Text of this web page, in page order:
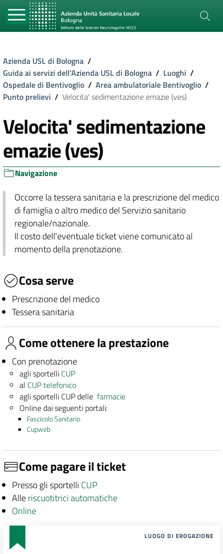
Azienda USL di Bologna /
Guida ai servizi dell'Azienda USL di Bologna / Luoghi /
Ospedale di Bentivoglio / Area ambulatoriale Bentivoglio /
Punto prelievi / Velocita' sedimentazione emazie (ves)
Velocita' sedimentazione
emazie (ves)
Navigazione
Occorre la tessera sanitaria e la prescrizione del medico
di famiglia o altro medico del Servizio sanitario
regionale/nazionale.
Il costo dell'eventuale ticket viene comunicato al
momento della prenotazione.
Cosa serve
Prescrizione del medico
Tessera sanitaria
Come ottenere la prestazione
Con prenotazione
agli sportelli CUP
al CUP telefonico
agli sportelli CUP dellefarmacie
Online dai seguenti portali:
Fascicolo Sanitario
Cupweb
Come pagare il ticket
Presso gli sportelli CUP
Alleriscuotitrici automatiche
Online
LUOGO DI EROGAZIONE